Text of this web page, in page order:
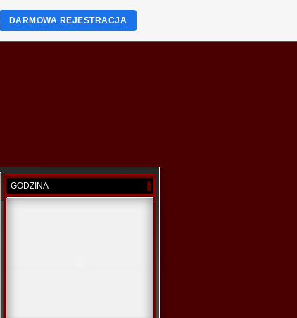
GODZINA
DARMOWA REJESTRACJA